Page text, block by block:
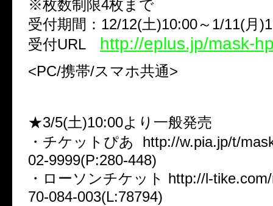
※枚数制限4枚まで
受付期間：12/12(土)10:00～1/11(月
受付URL http://eplus.jp/mask-
<PC/携帯/スマホ共通>
★3/5(土)10:00より一般発売
・チケットぴあ http://w.pia.jp/t/
02-9999(P:280-448)
・ローソンチケット http://l-
70-084-003(L:78794)